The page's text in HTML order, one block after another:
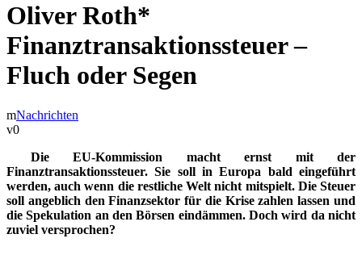
Oliver Roth*
Finanztransaktionssteuer –
Fluch oder Segen
Nachrichten
0
Die EU-Kommission macht ernst mit der
Finanztransaktionssteuer. Sie soll in Europa bald eingeführt
werden, auch wenn die restliche Welt nicht mitspielt. Die Steuer
soll angeblich den Finanzsektor für die Krise zahlen lassen und
die Spekulation an den Börsen eindämmen. Doch wird da nicht
zuviel versprochen?